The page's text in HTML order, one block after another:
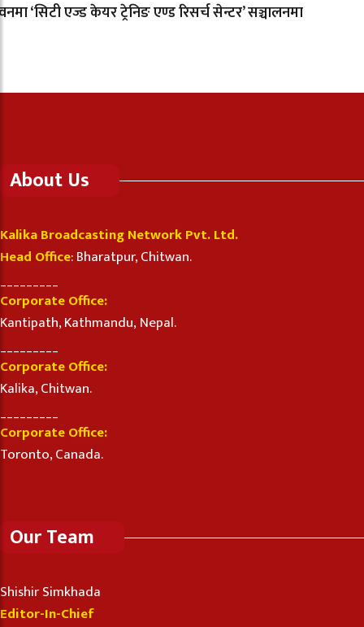
‘सिटी एज्ड केयर ट्रेनिङ एण्ड रिसर्च सेन्टर’ सञ्चालनमा
About Us
Kalika Broadcasting Network Pvt. Ltd.
Head Office: Bharatpur, Chitwan.
Corporate Office:
Kantipath, Kathmandu, Nepal.
Corporate Office:
Kalika, Chitwan.
Corporate Office:
Toronto, Canada.
Our Team
Shishir Simkhada
Editor-In-Chief